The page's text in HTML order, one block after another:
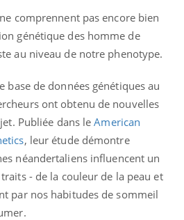
comprennent pas encore bien
génétique des homme de
au niveau de notre phenotype.
base de données génétiques au
ont obtenu de nouvelles
Publiée dans leAmerican
, leur étude démontre
néandertaliens influencent un
- de la couleur de la peau et
par nos habitudes de sommeil